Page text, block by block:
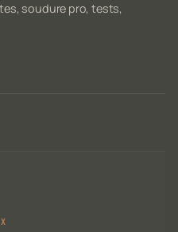
soudure pro, tests,